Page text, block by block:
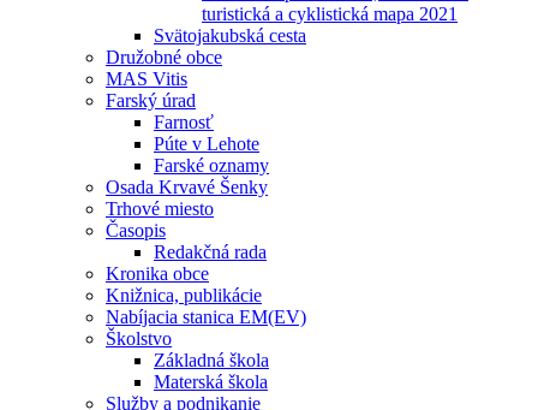
turistická a cyklistická mapa 2021
Svätojakubská cesta
Družobné obce
MAS Vitis
Farský úrad
Farnosť
Púte v Lehote
Farské oznamy
Osada Krvavé Šenky
Trhové miesto
Časopis
Redakčná rada
Kronika obce
Knižnica, publikácie
Nabíjacia stanica EM(EV)
Školstvo
Základná škola
Materská škola
Služby a podnikanie